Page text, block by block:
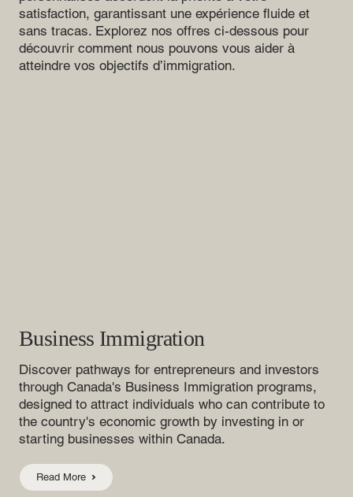
satisfaction, garantissant une expérience fluide et
sans tracas. Explorez nos offres ci-dessous pour
découvrir comment nous pouvons vous aider à
atteindre vos objectifs d’immigration.
Business Immigration
Discover pathways for entrepreneurs and investors
through Canada's Business Immigration programs,
designed to attract individuals who can contribute to
the country's economic growth by investing in or
starting businesses within Canada.
Read More